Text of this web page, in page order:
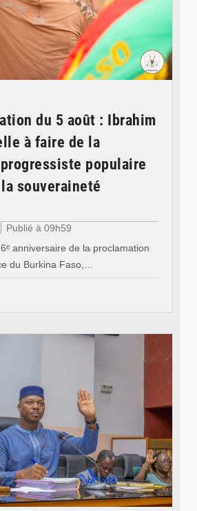
du 5 août : Ibrahim
à faire de la
populaire
souveraineté
Publié à 09h59
anniversaire de la proclamation
du Burkina Faso,…